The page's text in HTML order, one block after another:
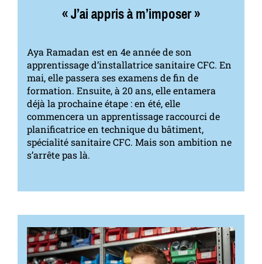
« J’ai appris à m’imposer »
Aya Ramadan est en 4e année de son
apprentissage d’installatrice sanitaire CFC. En
mai, elle passera ses examens de fin de
formation. Ensuite, à 20 ans, elle entamera
déjà la prochaine étape : en été, elle
commencera un apprentissage raccourci de
planificatrice en technique du bâtiment,
spécialité sanitaire CFC. Mais son ambition ne
s’arrête pas là.